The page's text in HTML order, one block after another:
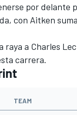
por delante
con Aitken
a Charles
carrera.
TEAM